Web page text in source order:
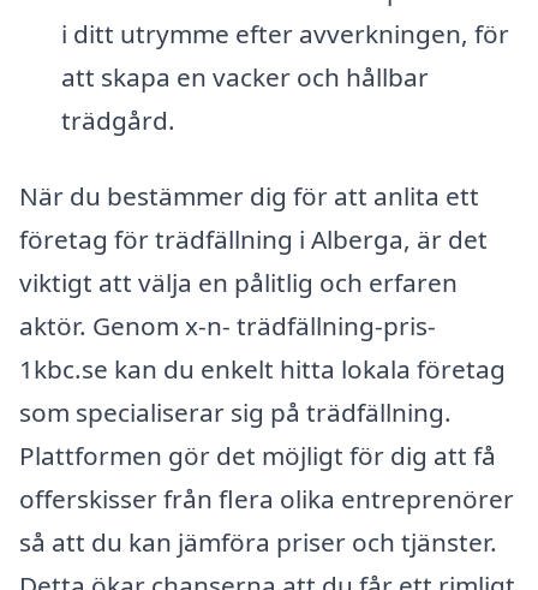
i ditt utrymme efter avverkningen, för
att skapa en vacker och hållbar
trädgård.
När du bestämmer dig för att anlita ett
företag för trädfällning i Alberga, är det
viktigt att välja en pålitlig och erfaren
aktör. Genom x-n- trädfällning-pris-
1kbc.se kan du enkelt hitta lokala företag
som specialiserar sig på trädfällning.
Plattformen gör det möjligt för dig att få
offerskisser från flera olika entreprenörer
så att du kan jämföra priser och tjänster.